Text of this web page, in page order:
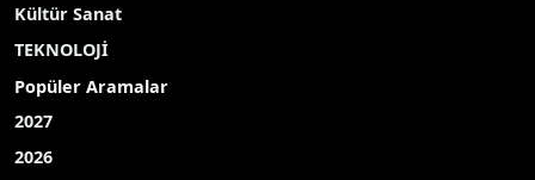
Kültür Sanat
TEKNOLOJİ
Popüler Aramalar
2027
2026